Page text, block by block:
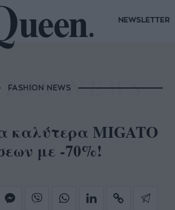
NEWSLETTER
FASHION NEWS
καλύτερα MIGATO
με -70%!